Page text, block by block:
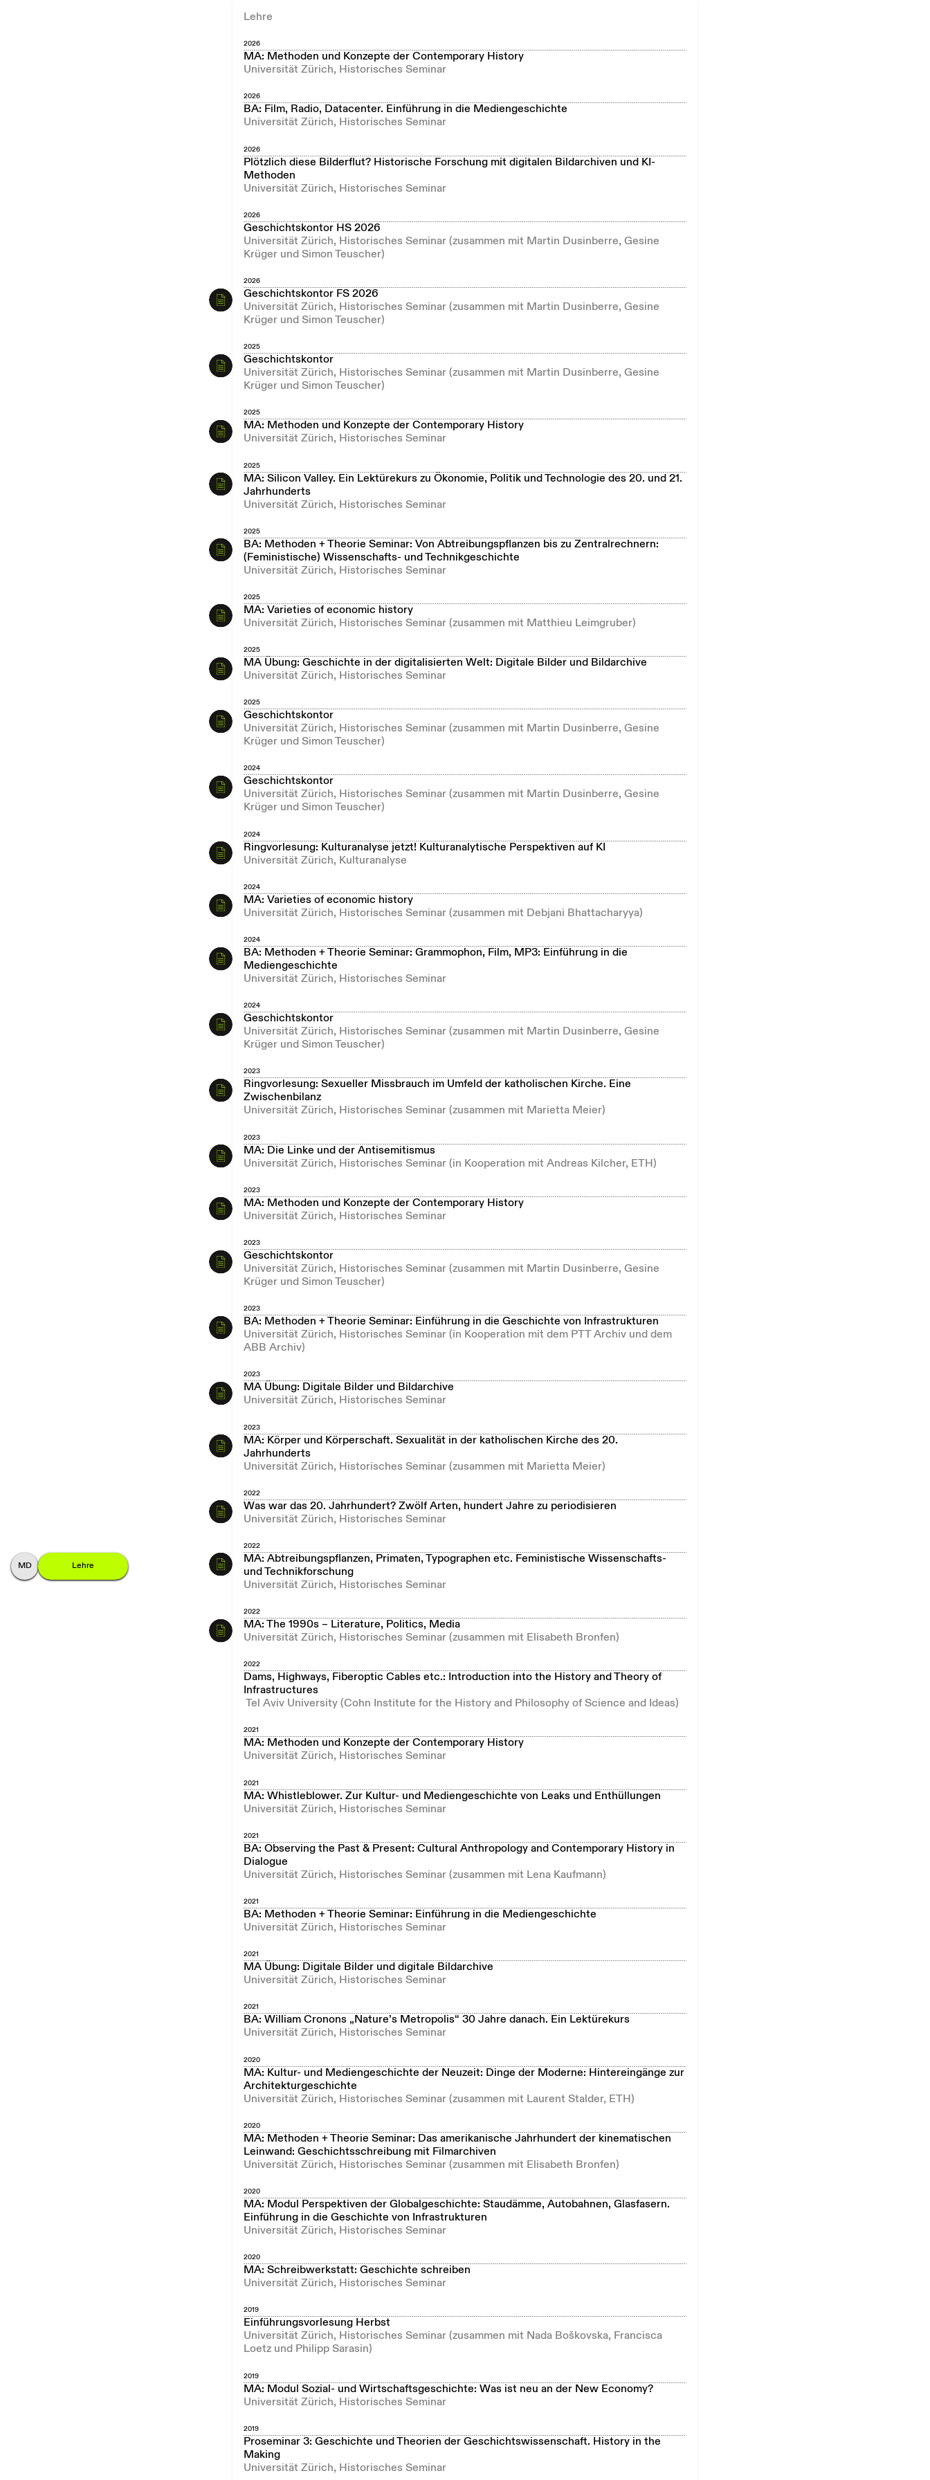
M onika
Dommann Lehre
Lehre
2026
MA: Methoden und Konzepte der Contemporary History
Universität Zürich, Historisches Seminar
2026
BA: Film, Radio, Datacenter. Einführung in die Mediengeschichte
Universität Zürich, Historisches Seminar
2026
Plötzlich diese Bilderflut? Historische Forschung mit digitalen Bildarchiven und KI-
Methoden
Universität Zürich, Historisches Seminar
2026
Geschichtskontor HS 2026
Universität Zürich, Historisches Seminar (zusammen mit Martin Dusinberre, Gesine
Krüger und Simon Teuscher)
2026
Geschichtskontor FS 2026
Universität Zürich, Historisches Seminar (zusammen mit Martin Dusinberre, Gesine
Krüger und Simon Teuscher)
2025
Geschichtskontor
Universität Zürich, Historisches Seminar (zusammen mit Martin Dusinberre, Gesine
Krüger und Simon Teuscher)
2025
MA: Methoden und Konzepte der Contemporary History
Universität Zürich, Historisches Seminar
2025
MA: Silicon Valley. Ein Lektürekurs zu Ökonomie, Politik und Technologie des 20. und 21.
Jahrhunderts
Universität Zürich, Historisches Seminar
2025
BA: Methoden + Theorie Seminar: Von Abtreibungspflanzen bis zu Zentralrechnern:
(Feministische) Wissenschafts- und Technikgeschichte
Universität Zürich, Historisches Seminar
2025
MA: Varieties of economic history
Universität Zürich, Historisches Seminar (zusammen mit Matthieu Leimgruber)
2025
MA Übung: Geschichte in der digitalisierten Welt: Digitale Bilder und Bildarchive
Universität Zürich, Historisches Seminar
2025
Geschichtskontor
Universität Zürich, Historisches Seminar (zusammen mit Martin Dusinberre, Gesine
Krüger und Simon Teuscher)
2024
Geschichtskontor
Universität Zürich, Historisches Seminar (zusammen mit Martin Dusinberre, Gesine
Krüger und Simon Teuscher)
2024
Ringvorlesung: Kulturanalyse jetzt! Kulturanalytische Perspektiven auf KI
Universität Zürich, Kulturanalyse
2024
MA: Varieties of economic history
Universität Zürich, Historisches Seminar (zusammen mit Debjani Bhattacharyya)
2024
BA: Methoden + Theorie Seminar: Grammophon, Film, MP3: Einführung in die
Mediengeschichte
Universität Zürich, Historisches Seminar
2024
Geschichtskontor
Universität Zürich, Historisches Seminar (zusammen mit Martin Dusinberre, Gesine
Krüger und Simon Teuscher)
2023
Ringvorlesung: Sexueller Missbrauch im Umfeld der katholischen Kirche. Eine
Zwischenbilanz
Universität Zürich, Historisches Seminar (zusammen mit Marietta Meier)
2023
MA: Die Linke und der Antisemitismus
Universität Zürich, Historisches Seminar (in Kooperation mit Andreas Kilcher, ETH)
2023
MA: Methoden und Konzepte der Contemporary History
Universität Zürich, Historisches Seminar
2023
Geschichtskontor
Universität Zürich, Historisches Seminar (zusammen mit Martin Dusinberre, Gesine
Krüger und Simon Teuscher)
2023
BA: Methoden + Theorie Seminar: Einführung in die Geschichte von Infrastrukturen
Universität Zürich, Historisches Seminar (in Kooperation mit dem PTT Archiv und dem
ABB Archiv)
2023
MA Übung: Digitale Bilder und Bildarchive
Universität Zürich, Historisches Seminar
2023
MA: Körper und Körperschaft. Sexualität in der katholischen Kirche des 20.
Jahrhunderts
Universität Zürich, Historisches Seminar (zusammen mit Marietta Meier)
2022
Was war das 20. Jahrhundert? Zwölf Arten, hundert Jahre zu periodisieren
Universität Zürich, Historisches Seminar
2022
MA: Abtreibungspflanzen, Primaten, Typographen etc. Feministische Wissenschafts-
und Technikforschung
Universität Zürich, Historisches Seminar
2022
MA: The 1990s – Literature, Politics, Media
Universität Zürich, Historisches Seminar (zusammen mit Elisabeth Bronfen)
2022
Dams, Highways, Fiberoptic Cables etc.: Introduction into the History and Theory of
Infrastructures
Tel Aviv University (Cohn Institute for the History and Philosophy of Science and Ideas)
2021
MA: Methoden und Konzepte der Contemporary History
Universität Zürich, Historisches Seminar
2021
MA: Whistleblower. Zur Kultur- und Mediengeschichte von Leaks und Enthüllungen
Universität Zürich, Historisches Seminar
2021
BA: Observing the Past & Present: Cultural Anthropology and Contemporary History in
Dialogue
Universität Zürich, Historisches Seminar (zusammen mit Lena Kaufmann)
2021
BA: Methoden + Theorie Seminar: Einführung in die Mediengeschichte
Universität Zürich, Historisches Seminar
2021
MA Übung: Digitale Bilder und digitale Bildarchive
Universität Zürich, Historisches Seminar
2021
BA: William Cronons „Nature’s Metropolis“ 30 Jahre danach. Ein Lektürekurs
Universität Zürich, Historisches Seminar
2020
MA: Kultur- und Mediengeschichte der Neuzeit: Dinge der Moderne: Hintereingänge zur
Architekturgeschichte
Universität Zürich, Historisches Seminar (zusammen mit Laurent Stalder, ETH)
2020
MA: Methoden + Theorie Seminar: Das amerikanische Jahrhundert der kinematischen
Leinwand: Geschichtsschreibung mit Filmarchiven
Universität Zürich, Historisches Seminar (zusammen mit Elisabeth Bronfen)
2020
MA: Modul Perspektiven der Globalgeschichte: Staudämme, Autobahnen, Glasfasern.
Einführung in die Geschichte von Infrastrukturen
Universität Zürich, Historisches Seminar
2020
MA: Schreibwerkstatt: Geschichte schreiben
Universität Zürich, Historisches Seminar
2019
Einführungsvorlesung Herbst
Universität Zürich, Historisches Seminar (zusammen mit Nada Boškovska, Francisca
Loetz und Philipp Sarasin)
2019
MA: Modul Sozial- und Wirtschaftsgeschichte: Was ist neu an der New Economy?
Universität Zürich, Historisches Seminar
2019
Proseminar 3: Geschichte und Theorien der Geschichtswissenschaft. History in the
Making
Universität Zürich, Historisches Seminar